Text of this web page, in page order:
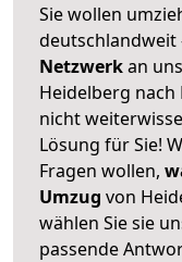
Sie wollen
deutschlandweit
Netzwerkan
Heidelberg nach
nicht
Lösung für Sie!
Fragen wollen,
Umzug von
wählen Sie sie
passende